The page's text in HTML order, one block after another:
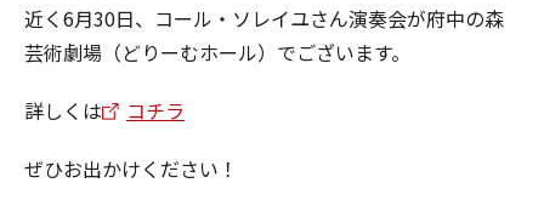
近く6月30日、コール・ソレイユさん演奏会が府中の森
芸術劇場（どりーむホール）でございます。
詳しくは
コチラ
ぜひお出かけください！